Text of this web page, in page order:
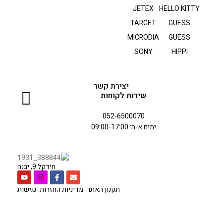
HELLO KITTY
GUESS
GUESS
HIPPI
JETEX
TARGET
MICRODIA
SONY
יצירת קשר
שירות לקוחות
052-6500070
ימים א-ה: 09:00-17:00
חידקל 9, יבנה
תקנון האתר מדיניות החזרות נגישות